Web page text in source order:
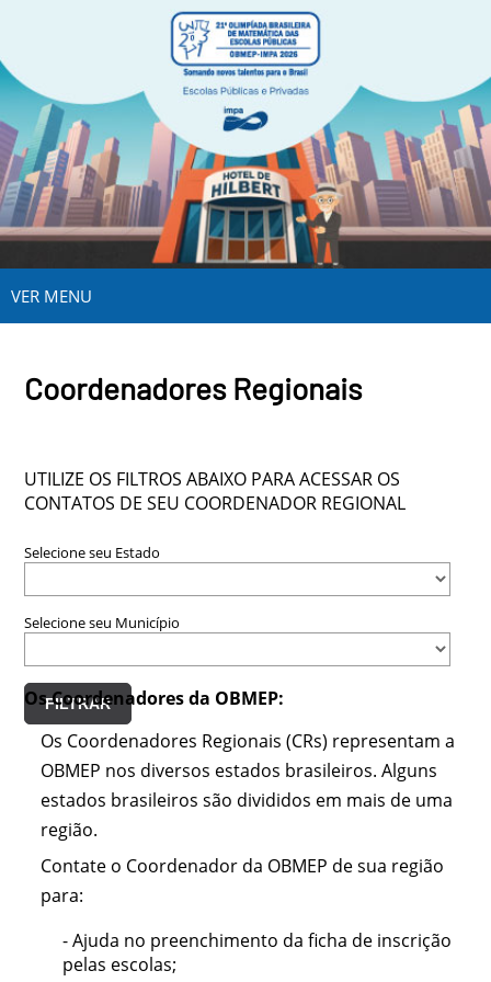
VER MENU
Coordenadores Regionais
UTILIZE OS FILTROS ABAIXO PARA ACESSAR OS
CONTATOS DE SEU COORDENADOR REGIONAL
Selecione seu Estado
Selecione seu Município
FILTRAR
Os Coordenadores da OBMEP:
Os Coordenadores Regionais (CRs) representam a
OBMEP nos diversos estados brasileiros. Alguns
estados brasileiros são divididos em mais de uma
região.
Contate o Coordenador da OBMEP de sua região
para:
- Ajuda no preenchimento da ficha de inscrição
pelas escolas;